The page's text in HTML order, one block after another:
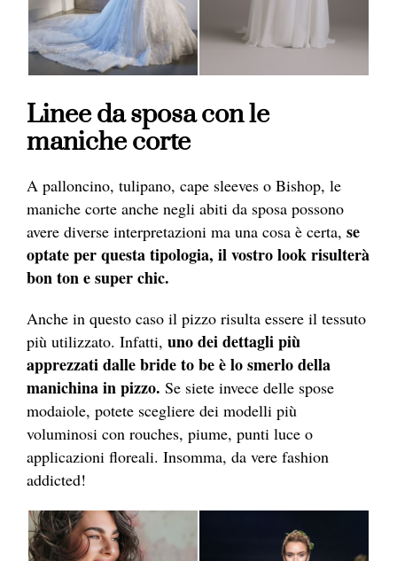
Linee da sposa con le
maniche corte
A palloncino, tulipano, cape sleeves o Bishop, le
maniche corte anche negli abiti da sposa possono
avere diverse interpretazioni ma una cosa è certa, se
optate per questa tipologia, il vostro look risulterà
bon ton e super chic.
Anche in questo caso il pizzo risulta essere il tessuto
più utilizzato. Infatti, uno dei dettagli più
apprezzati dalle bride to be è lo smerlo della
manichina in pizzo. Se siete invece delle spose
modaiole, potete scegliere dei modelli più
voluminosi con rouches, piume, punti luce o
applicazioni floreali. Insomma, da vere fashion
addicted!